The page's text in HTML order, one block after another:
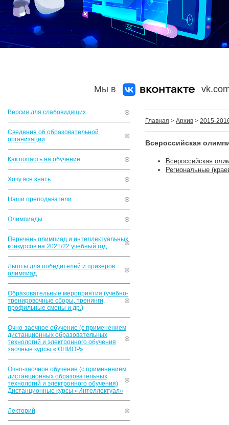
Мы в
Версия для слабовидящих
Сведения об образовательной
организации
Как попасть на обучение
Хочу все знать
Наши преподаватели
Олимпиады
Перечень олимпиад и интеллектуальных
конкурсов на 2021/22 учебный год
Льготы для победителей и призеров
олимпиад
Образовательные мероприятия (учебно-
тренировочные сборы, тренинги,
профильные смены и др.)
Очно-заочное обучение (с применением
дистанционных образовательных
технологий и электронного обучения
заочные курсы «ЮНИОР»
Очно-заочное обучение (с применением
дистанционных образовательных
технологий и электронного обучения)
Дистанционные курсы «Интеллектуал»
Лекторий
Главная > Архив > 2015-
Всероссийская
Всероссийская
Региональные